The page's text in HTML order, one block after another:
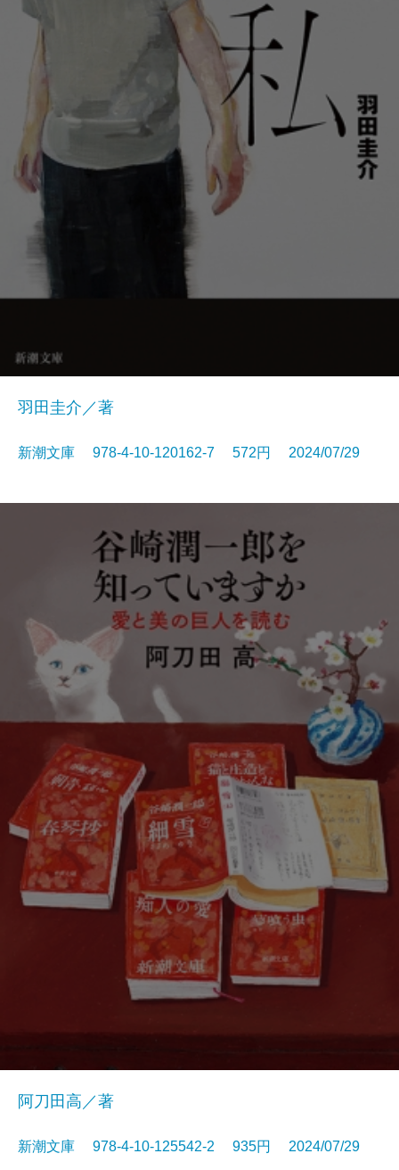
羽田圭介／著
新潮文庫 978-4-10-120162-7 572円 2024/07/29
阿刀田高／著
新潮文庫 978-4-10-125542-2 935円 2024/07/29